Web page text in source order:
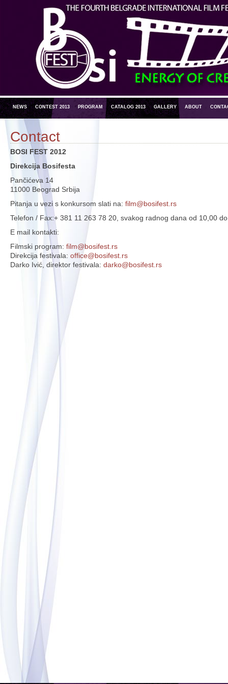
NEWS CONTEST 2013 PROGRAM CATALOG 2013 GALLERY ABOUT
Contact
BOSI FEST 2012
Direkcija Bosifesta
Pančićeva 14
11000 Beograd Srbija
Pitanja u vezi s konkursom slati na: film@bosifest.rs
Telefon / Fax:+ 381 11 263 78 20, svakog radnog dana od 10,00
E mail kontakti:
Filmski program: film@bosifest.rs
Direkcija festivala: office@bosifest.rs
Darko Ivić, direktor festivala: darko@bosifest.rs